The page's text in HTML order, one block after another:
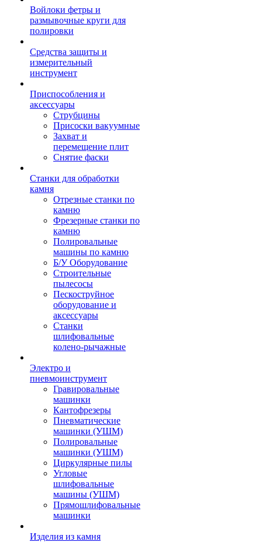
Войлоки фетры и
размывочные круги для
полировки
Средства защиты и
измерительный
инструмент
Приспособления и
аксессуары
Струбцины
Присоски вакуумные
Захват и
перемещение плит
Снятие фаски
Станки для обработки
камня
Отрезные станки по
камню
Фрезерные станки по
камню
Полировальные
машины по камню
Б/У Оборудование
Строительные
пылесосы
Пескоструйное
оборудование и
аксессуары
Станки
шлифовальные
колено-рычажные
Электро и
пневмоинструмент
Гравировальные
машинки
Кантофрезеры
Пневматические
машинки (УШМ)
Полировальные
машинки (УШМ)
Циркулярные пилы
Угловые
шлифовальные
машины (УШМ)
Прямошлифовальные
машинки
Изделия из камня